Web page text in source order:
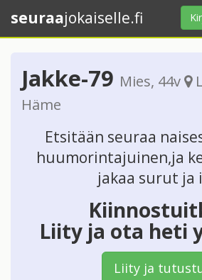
seuraajokaiselle.fi
Jakke-79 Mies, 44v
Häme
Etsitään seuraa
huumorintajuinen,ja
jakaa surut ja
Liity ja ota heti
Liity ja